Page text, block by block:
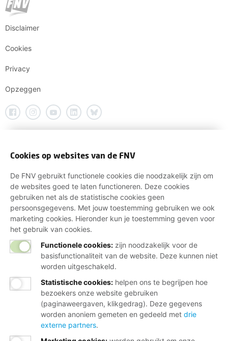
Disclaimer
Cookies
Privacy
Opzeggen
Cookies op websites van de FNV
De FNV gebruikt functionele cookies die noodzakelijk zijn om
de websites goed te laten functioneren. Deze cookies
gebruiken net als de statistische cookies geen
persoonsgegevens. Met jouw toestemming gebruiken we ook
marketing cookies. Hieronder kun je toestemming geven voor
het gebruik van cookies.
Functionele cookies: zijn noodzakelijk voor de
basisfunctionaliteit van de website. Deze kunnen niet
worden uitgeschakeld.
Statistische cookies: helpen ons te begrijpen hoe
bezoekers onze website gebruiken
(paginaweergaven, klikgedrag). Deze gegevens
worden anoniem gemeten en gedeeld met drie
externe partners.